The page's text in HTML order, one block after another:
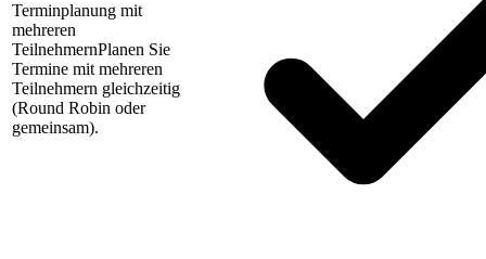
Terminplanung mit
mehreren
TeilnehmernPlanen Sie
Termine mit mehreren
Teilnehmern gleichzeitig
(Round Robin oder
gemeinsam).